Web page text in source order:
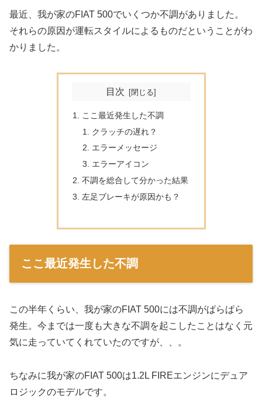
最近、我が家のFIAT 500でいくつか不調がありました。
それらの原因が運転スタイルによるものだということがわ
かりました。
目次
ここ最近発生した不調
クラッチの遅れ？
エラーメッセージ
エラーアイコン
不調を総合して分かった結果
左足ブレーキが原因かも？
ここ最近発生した不調
この半年くらい、我が家のFIAT 500には不調がぱらぱら
発生。今までは一度も大きな不調を起こしたことはなく元
気に走っていてくれていたのですが、、。
ちなみに我が家のFIAT 500は1.2L FIREエンジンにデュア
ロジックのモデルです。